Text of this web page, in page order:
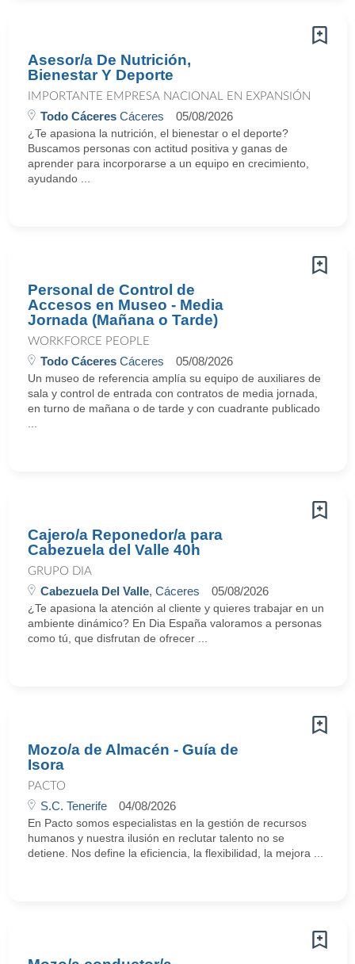
Asesor/a De Nutrición,
Bienestar Y Deporte
IMPORTANTE EMPRESA NACIONAL EN EXPANSIÓN
Todo Cáceres Cáceres 05/08/2026
¿Te apasiona la nutrición, el bienestar o el deporte?
Buscamos personas con actitud positiva y ganas de
aprender para incorporarse a un equipo en crecimiento,
ayudando ...
Personal de Control de
Accesos en Museo - Media
Jornada (Mañana o Tarde)
WORKFORCE PEOPLE
Todo Cáceres Cáceres 05/08/2026
Un museo de referencia amplía su equipo de auxiliares de
sala y control de entrada con contratos de media jornada,
en turno de mañana o de tarde y con cuadrante publicado
Cajero/a Reponedor/a para
Cabezuela del Valle 40h
GRUPO DIA
Cabezuela Del Valle, Cáceres 05/08/2026
¿Te apasiona la atención al cliente y quieres trabajar en un
ambiente dinámico? En Dia España valoramos a personas
como tú, que disfrutan de ofrecer ...
Mozo/a de Almacén - Guía de
Isora
PACTO
S.C. Tenerife 04/08/2026
En Pacto somos especialistas en la gestión de recursos
humanos y nuestra ilusión en reclutar talento no se
detiene. Nos define la eficiencia, la flexibilidad, la mejora ...